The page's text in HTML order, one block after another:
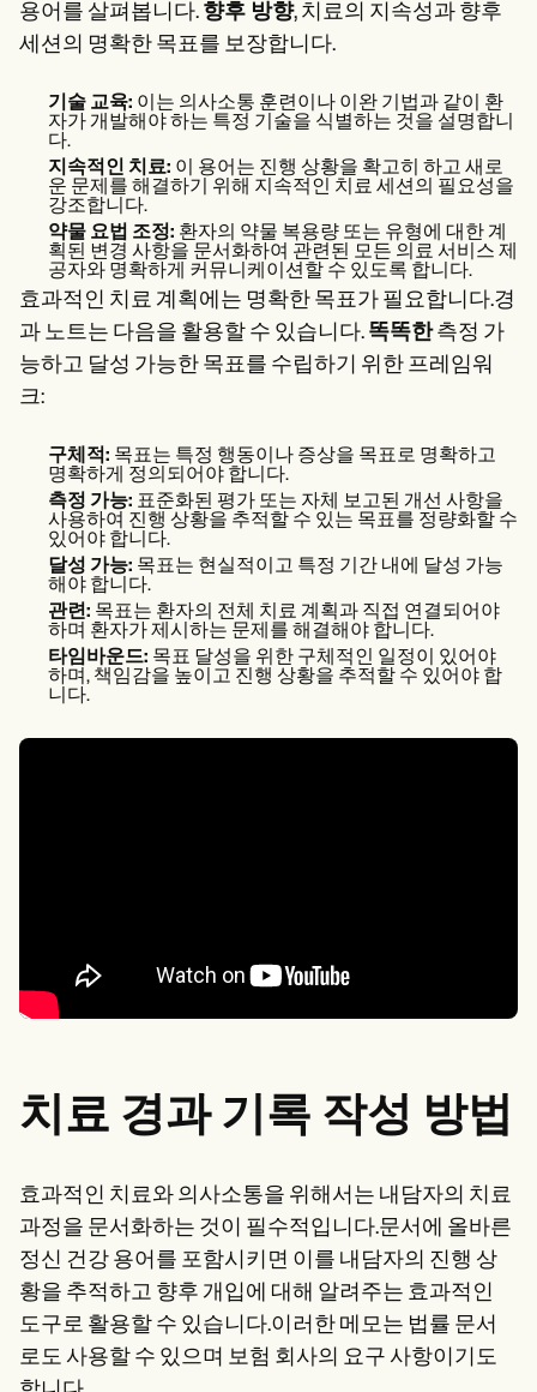
용어를 살펴봅니다. 향후 방향, 치료의 지속성과 향후
세션의 명확한 목표를 보장합니다.
기술 교육: 이는 의사소통 훈련이나 이완 기법과 같이 환
자가 개발해야 하는 특정 기술을 식별하는 것을 설명합니
다.
지속적인 치료: 이 용어는 진행 상황을 확고히 하고 새로
운 문제를 해결하기 위해 지속적인 치료 세션의 필요성을
강조합니다.
약물 요법 조정: 환자의 약물 복용량 또는 유형에 대한 계
획된 변경 사항을 문서화하여 관련된 모든 의료 서비스 제
공자와 명확하게 커뮤니케이션할 수 있도록 합니다.
효과적인 치료 계획에는 명확한 목표가 필요합니다.경
과 노트는 다음을 활용할 수 있습니다. 똑똑한측정 가
능하고 달성 가능한 목표를 수립하기 위한 프레임워
크:
구체적: 목표는 특정 행동이나 증상을 목표로 명확하고
명확하게 정의되어야 합니다.
측정 가능: 표준화된 평가 또는 자체 보고된 개선 사항을
사용하여 진행 상황을 추적할 수 있는 목표를 정량화할 수
있어야 합니다.
달성 가능: 목표는 현실적이고 특정 기간 내에 달성 가능
해야 합니다.
관련: 목표는 환자의 전체 치료 계획과 직접 연결되어야
하며 환자가 제시하는 문제를 해결해야 합니다.
타임바운드: 목표 달성을 위한 구체적인 일정이 있어야
하며, 책임감을 높이고 진행 상황을 추적할 수 있어야 합
니다.
치료 경과 기록 작성 방법
효과적인 치료와 의사소통을 위해서는 내담자의 치료
과정을 문서화하는 것이 필수적입니다.문서에 올바른
정신 건강 용어를 포함시키면 이를 내담자의 진행 상
황을 추적하고 향후 개입에 대해 알려주는 효과적인
도구로 활용할 수 있습니다.이러한 메모는 법률 문서
로도 사용할 수 있으며 보험 회사의 요구 사항이기도